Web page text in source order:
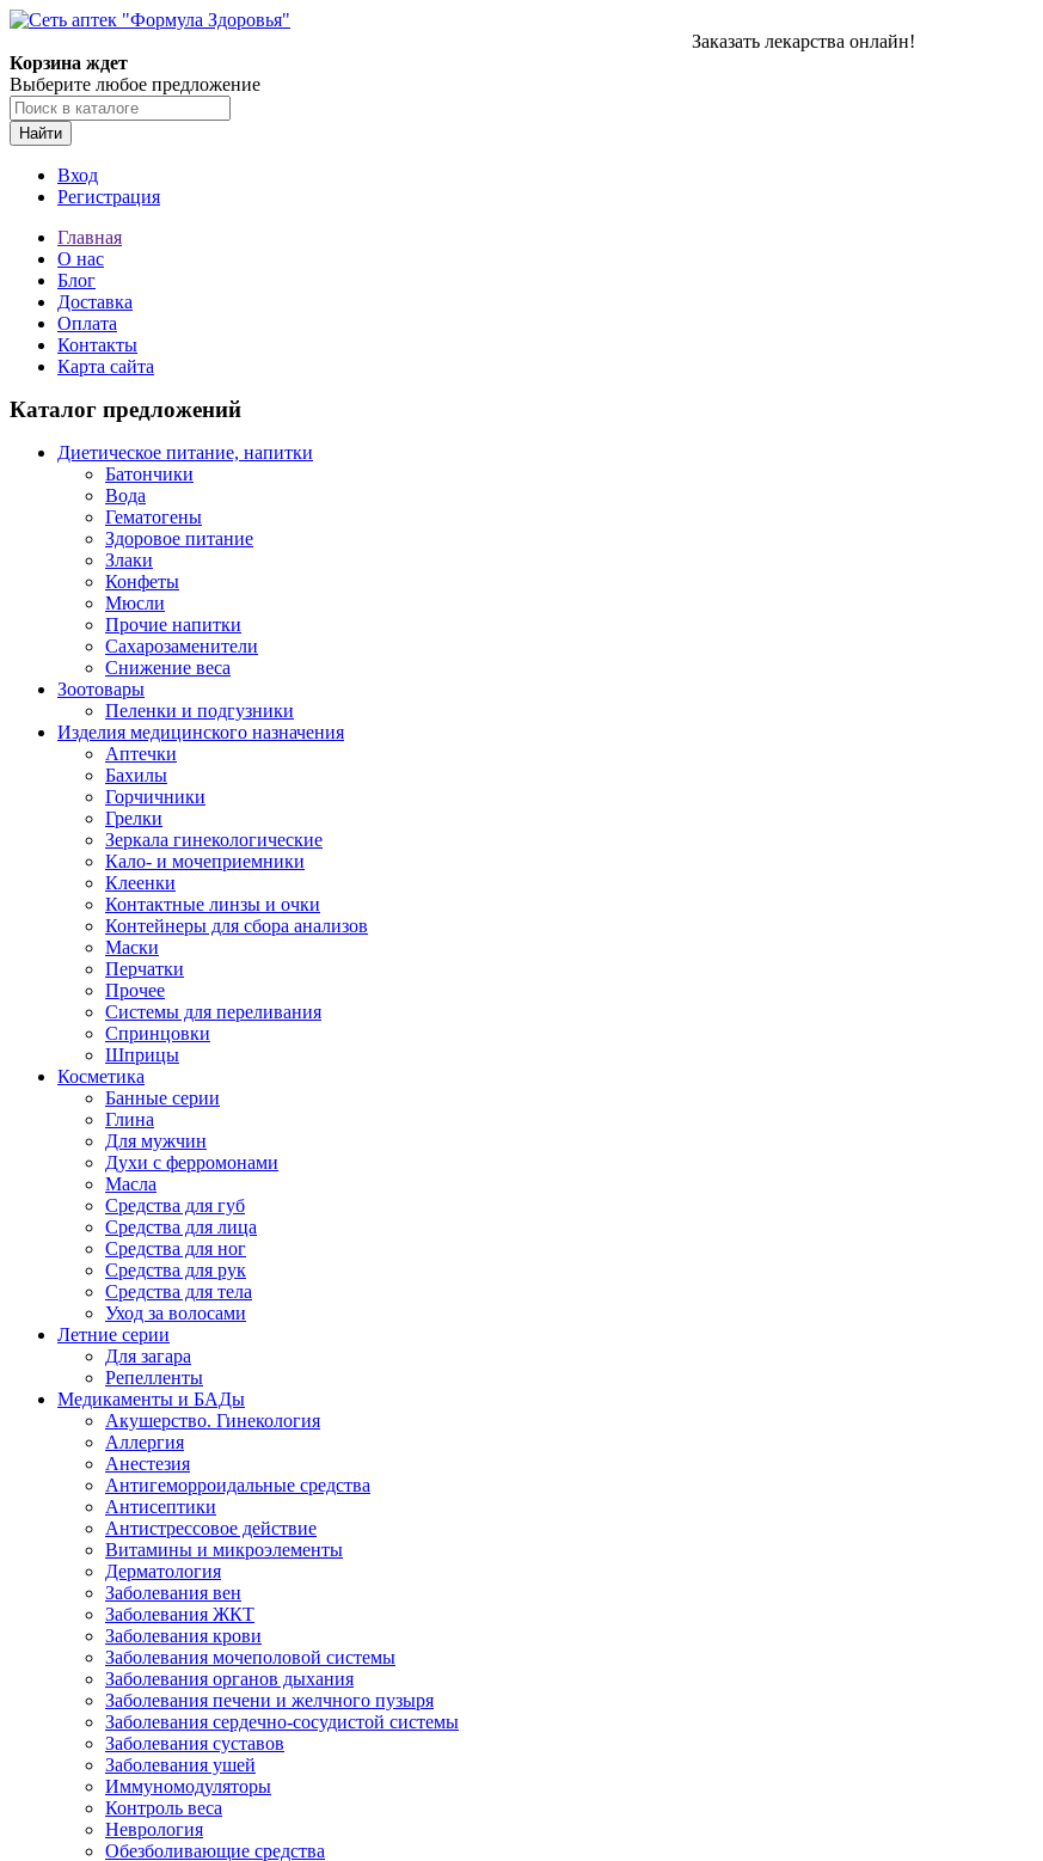
Заказать лекарства онлайн!
Корзина ждет
Выберите любое предложение
Найти
Вход
Регистрация
Главная
О нас
Блог
Доставка
Оплата
Контакты
Карта сайта
Каталог предложений
Диетическое питание, напитки
Батончики
Вода
Гематогены
Здоровое питание
Злаки
Конфеты
Мюсли
Прочие напитки
Сахарозаменители
Снижение веса
Зоотовары
Пеленки и подгузники
Изделия медицинского назначения
Аптечки
Бахилы
Горчичники
Грелки
Зеркала гинекологические
Кало- и мочеприемники
Клеенки
Контактные линзы и очки
Контейнеры для сбора анализов
Маски
Перчатки
Прочее
Системы для переливания
Спринцовки
Шприцы
Косметика
Банные серии
Глина
Для мужчин
Духи с ферромонами
Масла
Средства для губ
Средства для лица
Средства для ног
Средства для рук
Средства для тела
Уход за волосами
Летние серии
Для загара
Репелленты
Медикаменты и БАДы
Акушерство. Гинекология
Аллергия
Анестезия
Антигеморроидальные средства
Антисептики
Антистрессовое действие
Витамины и микроэлементы
Дерматология
Заболевания вен
Заболевания ЖКТ
Заболевания крови
Заболевания мочеполовой системы
Заболевания органов дыхания
Заболевания печени и желчного пузыря
Заболевания сердечно-сосудистой системы
Заболевания суставов
Заболевания ушей
Иммуномодуляторы
Контроль веса
Неврология
Обезболивающие средства